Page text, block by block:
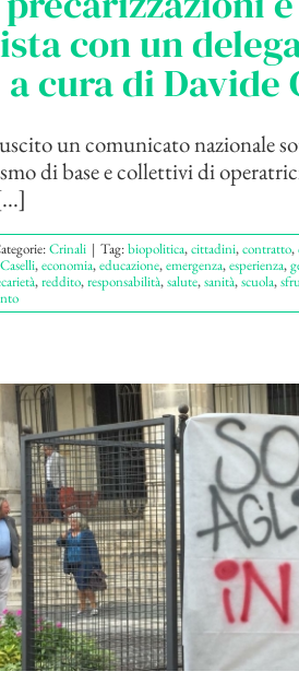
con un
a cura di Davide
un comunicato nazionale
di base e collettivi di
Crinali | Tag:biopolitica,cittadini,contratto,
,economia,educazione,emergenza,esperienza,
,reddito,responsabilità,salute,sanità,scuola,